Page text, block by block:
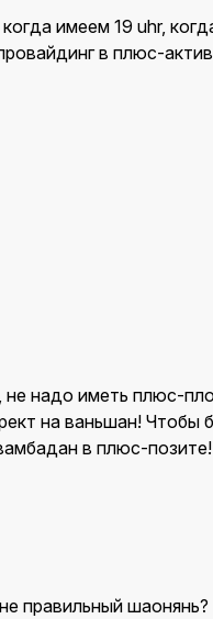
имеем 19 uhr,
в плюс-
надо иметь плюс-
на ваньшан! Чтобы
в плюс-
правильный шаонянь?